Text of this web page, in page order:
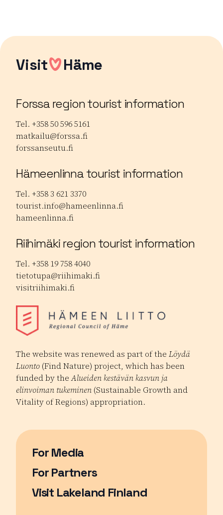
Visit Häme
Forssa region tourist information
Tel. +358 50 596 5161
matkailu@forssa.fi
forssanseutu.fi
Hämeenlinna tourist information
Tel. +358 3 621 3370
tourist.info@hameenlinna.fi
hameenlinna.fi
Riihimäki region tourist information
Tel. +358 19 758 4040
tietotupa@riihimaki.fi
visitriihimaki.fi
The website was renewed as part of the Löydä
Luonto (Find Nature) project, which has been
funded by theAlueiden kestävän kasvun ja
elinvoiman tukeminen (Sustainable Growth and
Vitality of Regions) appropriation.
For Media
For Partners
Visit Lakeland Finland
Page opens in a new window